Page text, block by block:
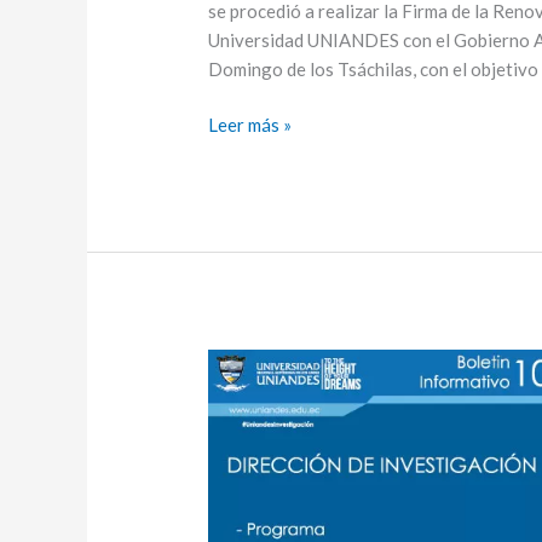
se procedió a realizar la Firma de la
Universidad UNIANDES con el
Domingo de los Tsáchilas, con el
cooperación
interinstitucional
Leer más »
UNIANDES
Investigación
–
No